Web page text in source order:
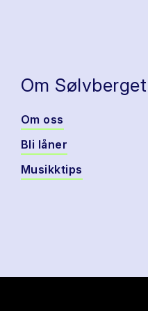
Om Sølvberget
Om oss
Bli låner
Musikktips